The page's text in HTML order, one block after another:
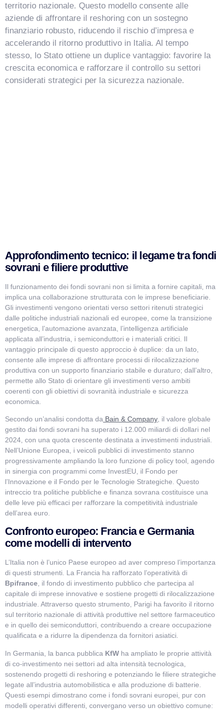
territorio nazionale. Questo modello consente alle
aziende di affrontare il reshoring con un sostegno
finanziario robusto, riducendo il rischio d’impresa e
accelerando il ritorno produttivo in Italia. Al tempo
stesso, lo Stato ottiene un duplice vantaggio: favorire la
crescita economica e rafforzare il controllo su settori
considerati strategici per la sicurezza nazionale.
Approfondimento tecnico: il legame tra fondi
sovrani e filiere produttive
Il funzionamento dei fondi sovrani non si limita a fornire capitali, ma
implica una collaborazione strutturata con le imprese beneficiarie.
Gli investimenti vengono orientati verso settori ritenuti strategici
dalle politiche industriali nazionali ed europee, come la transizione
energetica, l’automazione avanzata, l’intelligenza artificiale
applicata all’industria, i semiconduttori e i materiali critici. Il
vantaggio principale di questo approccio è duplice: da un lato,
consente alle imprese di affrontare processi di rilocalizzazione
produttiva con un supporto finanziario stabile e duraturo; dall’altro,
permette allo Stato di orientare gli investimenti verso ambiti
coerenti con gli obiettivi di sovranità industriale e sicurezza
economica.
Secondo un’analisi condotta da Bain & Company , il valore globale
gestito dai fondi sovrani ha superato i 12.000 miliardi di dollari nel
2024, con una quota crescente destinata a investimenti industriali.
Nell’Unione Europea, i veicoli pubblici di investimento stanno
progressivamente ampliando la loro funzione di policy tool, agendo
in sinergia con programmi come InvestEU, il Fondo per
l’Innovazione e il Fondo per le Tecnologie Strategiche. Questo
intreccio tra politiche pubbliche e finanza sovrana costituisce una
delle leve più efficaci per rafforzare la competitività industriale
dell’area euro.
Confronto europeo: Francia e Germania
come modelli di intervento
L’Italia non è l’unico Paese europeo ad aver compreso l’importanza
di questi strumenti. La Francia ha rafforzato l’operatività di
Bpifrance, il fondo di investimento pubblico che partecipa al
capitale di imprese innovative e sostiene progetti di rilocalizzazione
industriale. Attraverso questo strumento, Parigi ha favorito il ritorno
sul territorio nazionale di attività produttive nel settore farmaceutico
e in quello dei semiconduttori, contribuendo a creare occupazione
qualificata e a ridurre la dipendenza da fornitori asiatici.
In Germania, la banca pubblica KfW ha ampliato le proprie attività
di co-investimento nei settori ad alta intensità tecnologica,
sostenendo progetti di reshoring e potenziando le filiere strategiche
legate all’industria automobilistica e alla produzione di batterie.
Questi esempi dimostrano come i fondi sovrani europei, pur con
modelli operativi differenti, convergano verso un obiettivo comune: